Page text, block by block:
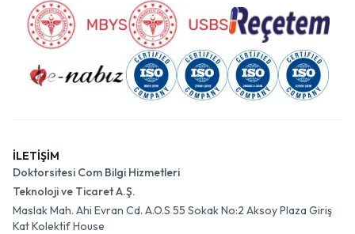
İLETİŞİM
Doktorsitesi Com Bilgi Hizmetleri
Teknoloji ve Ticaret A.Ş.
Maslak Mah. Ahi Evran Cd. A.O.S 55 Sokak No:2 Aksoy Plaza Giriş
Kat Kolektif House